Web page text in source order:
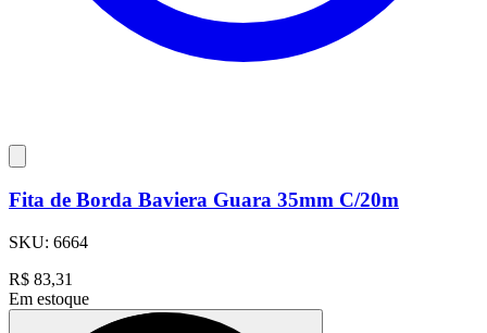
Fita de Borda Baviera Guara 35mm C/20m
SKU: 6664
R$ 83,31
Em estoque